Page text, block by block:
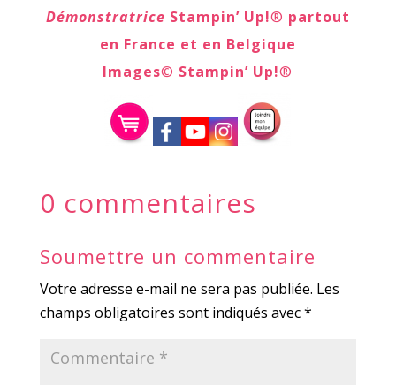
Démonstratrice Stampin’ Up!® partout
en France et en Belgique
Images© Stampin’ Up!®
0 commentaires
Soumettre un commentaire
Votre adresse e-mail ne sera pas publiée. Les
champs obligatoires sont indiqués avec*